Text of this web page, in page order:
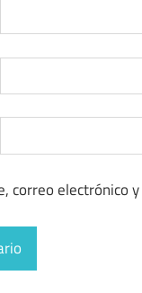
correo electrónico